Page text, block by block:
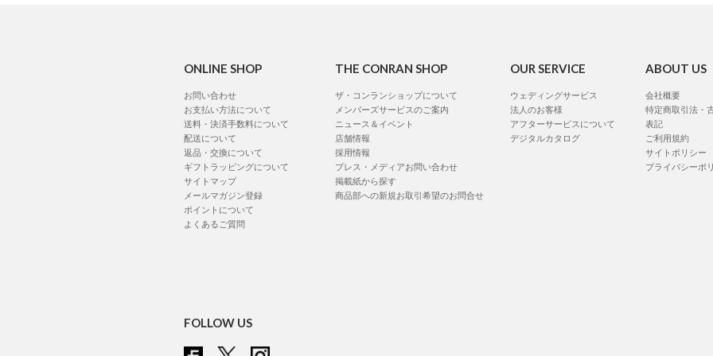
ONLINE SHOP
お問い合わせ
お支払い方法について
送料・決済手数料について
配送について
返品・交換について
ギフトラッピングについて
サイトマップ
メールマガジン登録
ポイントについて
よくあるご質問
THE CONRAN SHOP
ザ・コンランショップについて
メンバーズサービスのご案内
ニュース＆イベント
店舗情報
採用情報
プレス・メディアお問い合わせ
掲載紙から探す
商品部への新規お取引希望のお問合せ
OUR SERVICE
ウェディングサービス
法人のお客様
アフターサービスについて
デジタルカタログ
ABOUT US
会社概要
特定商取引法・
表記
ご利用規約
サイトポリシー
プライバシーポ
FOLLOW US